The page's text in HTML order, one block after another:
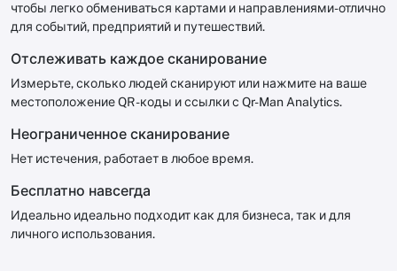
чтобы легко обмениваться картами и направлениями-отлично
для событий, предприятий и путешествий.
Отслеживать каждое сканирование
Измерьте, сколько людей сканируют или нажмите на ваше
местоположение QR -коды и ссылки с Qr-Man Analytics.
Неограниченное сканирование
Нет истечения, работает в любое время.
Бесплатно навсегда
Идеально идеально подходит как для бизнеса, так и для
личного использования.